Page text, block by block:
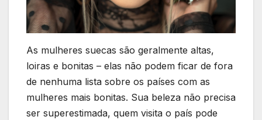
As mulheres suecas são geralmente altas,
loiras e bonitas – elas não podem ficar de fora
de nenhuma lista sobre os países com as
mulheres mais bonitas. Sua beleza não precisa
ser superestimada, quem visita o país pode